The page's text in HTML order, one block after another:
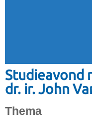
Studieavond
dr. ir. John
Thema